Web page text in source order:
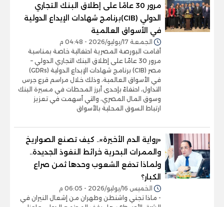
مرور 30 عامًا على إطلاق البنك التجاري
الدولي (CIB)برنامج شهادات الإيداع الدولية
في الأسواق العالمية
الجمعة 17/يوليو/2026 - 04:48 م
أقامت البورصة المصرية احتفالية خاصة بمناسبة
مرور 30 عامًا على إطلاق البنك التجاري الدولي –
مصر (CIB) برنامج شهادات الإيداع الدولية (GDRs)
في الأسواق العالمية، وذلك خلال مراسم قرع جرس
التداول، احتفاءً بإحدى أبرز المحطات في مسيرة البنك
وسوق المال المصري، والتي أسهمت في تعزيز
ارتباط السوق المحلية بالأسواق
«رواية الدم الأخيرة».. كيف تصنع الصواريخ
والممرات البحرية خرائط النفوذ الجديدة..
ولماذا تدفع الشعوب وحدها ثمن صراع
الكبار؟
الخميس 16/يوليو/2026 - 06:05 م
- ماذا تجني واشنطن وطهران من إشعال النيران في